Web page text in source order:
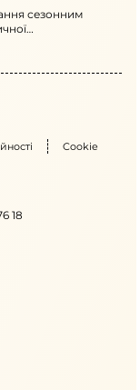
сезонним
Cookie
18